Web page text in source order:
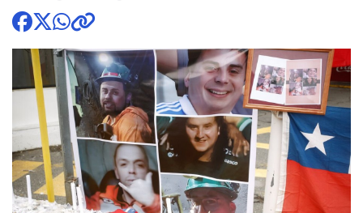
modo claro